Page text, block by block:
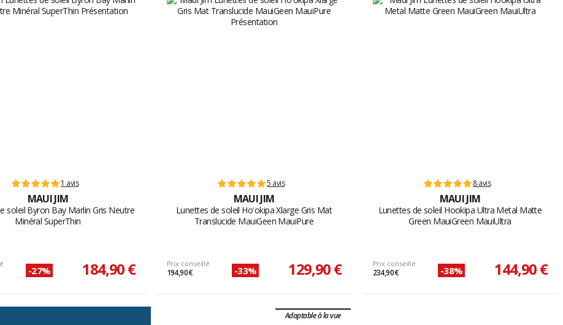
1 avis
MAUI JIM
soleil Byron Bay Marlin Gris Neutre
Minéral SuperThin
-27% 184,90 €
5 avis
MAUI JIM
Lunettes de soleil Ho'okipa Xlarge Gris Mat
Translucide MauiGeen MauiPure
Prix conseillé
194,90 € -33% 129,90 €
8 avis
MAUI JIM
Lunettes de soleil Hookipa Ultra Metal Matte
Green MauiGreen MauiUltra
Prix conseillé
234,90 € -38% 144,90 €
Adaptable à la vue